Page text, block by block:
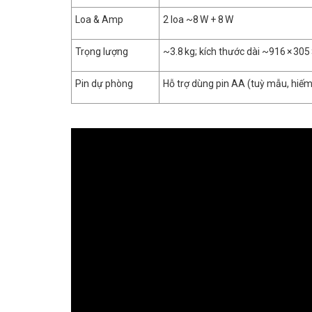
Loa & Amp 2 loa ~8 W + 8 W
Trọng lượng ~3.8 kg; kích thước dài ~916 × 305
Pin dự phòng Hỗ trợ dùng pin AA (tuỳ mẫu,